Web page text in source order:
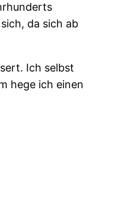
da sich ab
Ich selbst
hege ich einen